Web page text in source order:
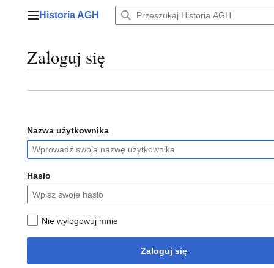
Menu główne
Historia AGH
Zaloguj się
Nazwa użytkownika
Hasło
Nie wylogowuj mnie
Zaloguj się